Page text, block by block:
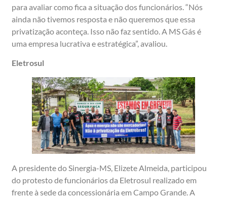
para avaliar como fica a situação dos funcionários. “Nós
ainda não tivemos resposta e não queremos que essa
privatização aconteça. Isso não faz sentido. A MS Gás é
uma empresa lucrativa e estratégica”, avaliou.
Eletrosul
A presidente do Sinergia-MS, Elizete Almeida, participou
do protesto de funcionários da Eletrosul realizado em
frente à sede da concessionária em Campo Grande. A